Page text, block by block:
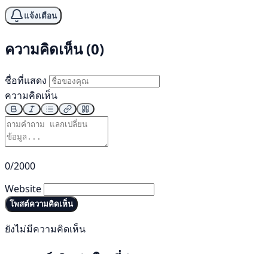
แจ้งเตือน
ความคิดเห็น (0)
ชื่อที่แสดง
ความคิดเห็น
0/2000
Website
โพสต์ความคิดเห็น
ยังไม่มีความคิดเห็น